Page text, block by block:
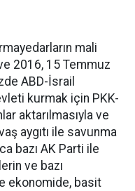
mali
2016, 15 Temmuz
ABD-İsrail
kurmak için PKK-
aktarılmasıyla ve
aygıtı ile savunma
bazı AK Parti ile
ve bazı
ekonomide, basit